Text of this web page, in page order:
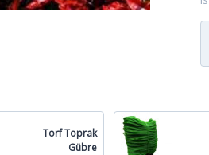
Torf Toprak
Gübre